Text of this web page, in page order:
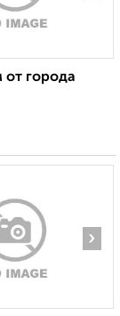
города
›